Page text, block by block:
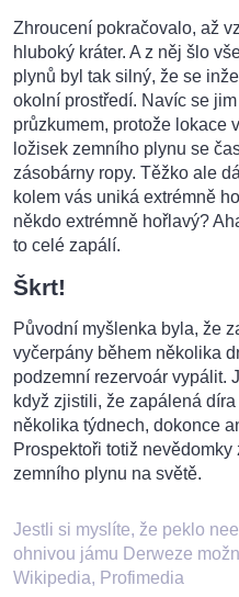
Zhroucení pokračovalo, až
hluboký kráter. A z něj šlo
plynů byl tak silný, že se
okolní prostředí. Navíc se
průzkumem, protože lokace
ložisek zemního plynu se
zásobárny ropy. Těžko ale
kolem vás uniká extrémně
někdo extrémně hořlavý?
to celé zapálí.
Škrt!
Původní myšlenka byla, že
vyčerpány během několika
podzemní rezervoár vypálit.
když zjistili, že zapálená
několika týdnech, dokonce
Prospektoři totiž
zemního plynu na světě.
Jestli si myslíte, že peklo
ohnivou jámu Derweze
Wikipedia, Profimedia